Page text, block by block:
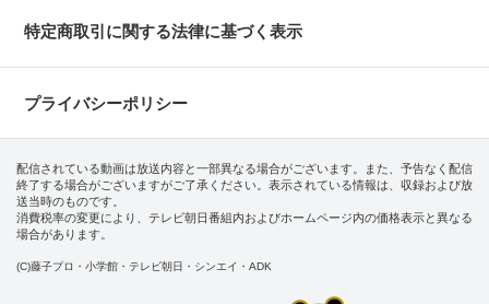
特定商取引に関する法律に基づく表示
プライバシーポリシー
配信されている動画は放送内容と一部異なる場合がございます。また、予告なく配信
終了する場合がございますがご了承ください。表示されている情報は、収録および放
送当時のものです。
消費税率の変更により、テレビ朝日番組内およびホームページ内の価格表示と異なる
場合があります。
(C)藤子プロ・小学館・テレビ朝日・シンエイ・ADK